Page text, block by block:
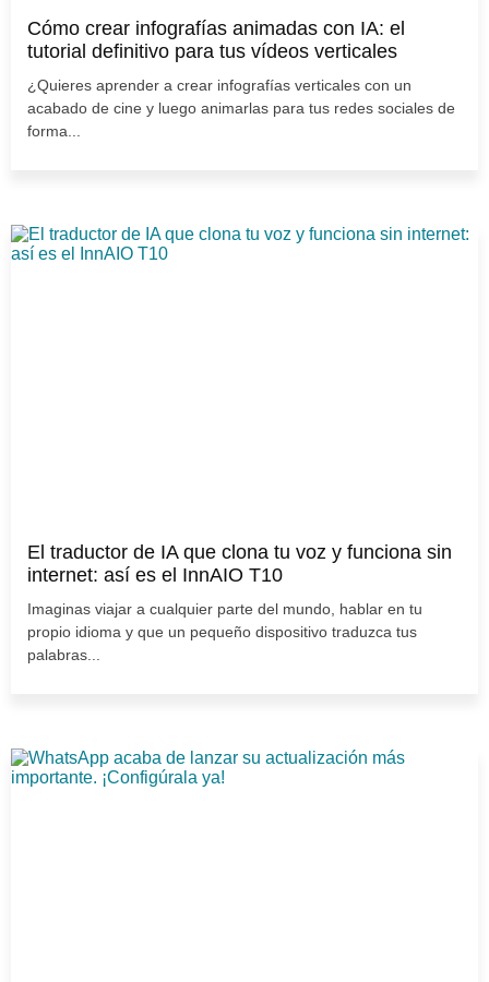
Cómo crear infografías animadas con IA: el
tutorial definitivo para tus vídeos verticales
¿Quieres aprender a crear infografías verticales con un
acabado de cine y luego animarlas para tus redes sociales de
forma...
El traductor de IA que clona tu voz y funciona sin
internet: así es el InnAIO T10
Imaginas viajar a cualquier parte del mundo, hablar en tu
propio idioma y que un pequeño dispositivo traduzca tus
palabras...